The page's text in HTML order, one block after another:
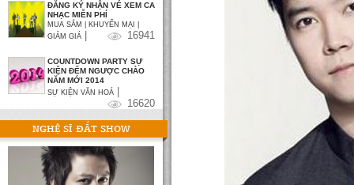
ĐĂNG KÝ NHẬN VÉ XEM CA
NHẠC MIỄN PHÍ
MUA SẮM | KHUYẾN MẠI |
GIẢM GIÁ
16941
COUNTDOWN PARTY SỰ
KIỆN ĐẾM NGƯỢC CHÀO
NĂM MỚI 2014
SỰ KIỆN VĂN HOÁ
16620
NGHỆ SĨ ĐẮT SHOW